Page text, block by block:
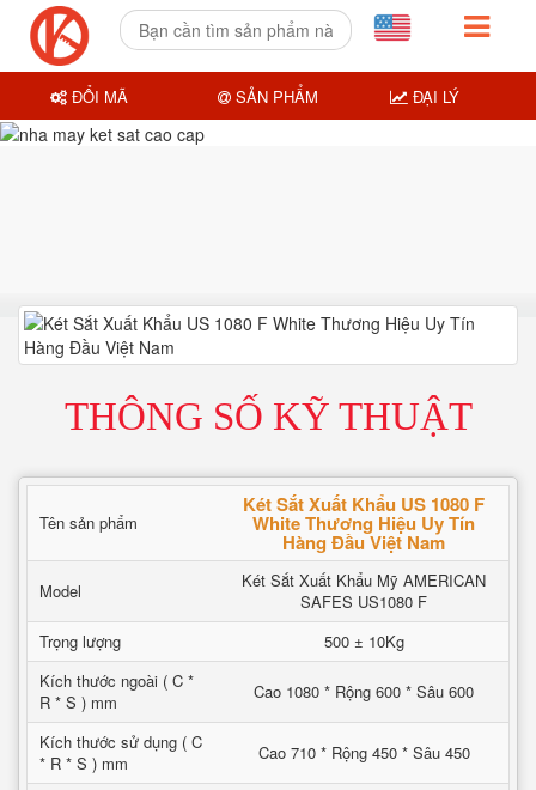
THÔNG SỐ KỸ THUẬT
Tên sản phẩm
Két Sắt Xuất Khẩu US 1080 F
White Thương Hiệu Uy Tín
Hàng Đầu Việt Nam
Model
Két Sắt Xuất Khẩu Mỹ AMERICAN
SAFES US1080 F
Trọng lượng
500 ± 10Kg
Kích thước ngoài ( C *
R * S ) mm
Cao 1080 * Rộng 600 * Sâu 600
Kích thước sử dụng ( C
* R * S ) mm
Cao 710 * Rộng 450 * Sâu 450
ĐỔI MÃ SẢN PHẨM ĐẠI LÝ